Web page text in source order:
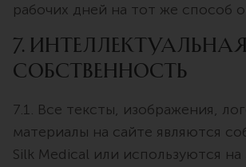
рабочих дней на тот же способ
7. Интеллектуальная
собственность
7.1. Все тексты, изображения,
материалы на сайте являются
Silk Medical или используются на